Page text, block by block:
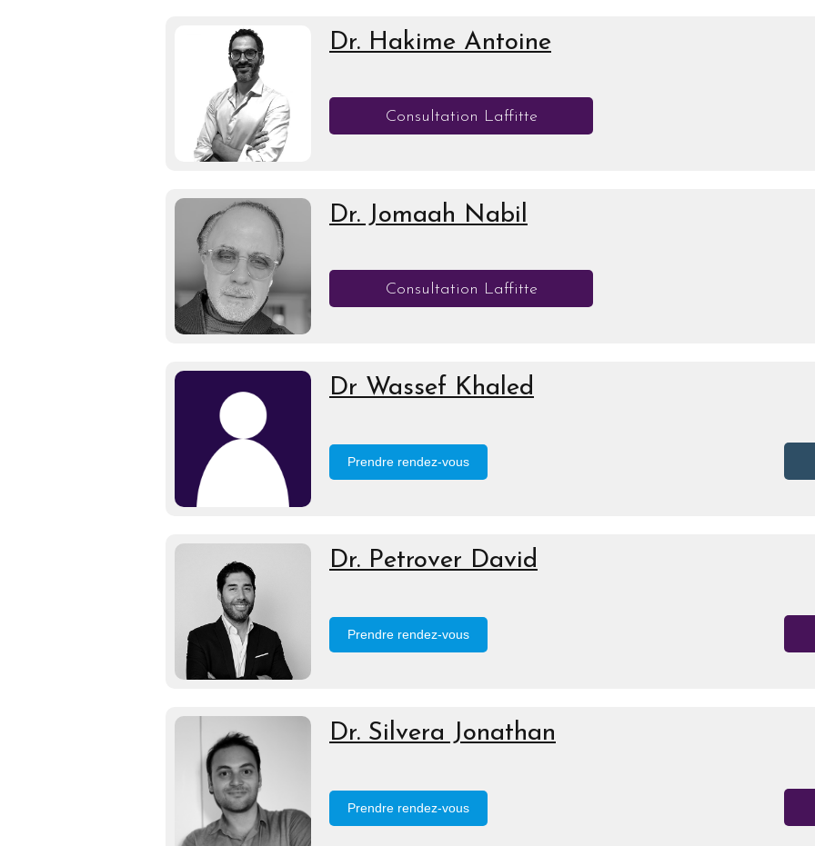
Dr. Hakime Antoine
Consultation Laffitte
Dr. Jomaah Nabil
Consultation Laffitte
Dr Wassef Khaled
Prendre rendez-vous
Dr. Petrover David
Prendre rendez-vous
Dr. Silvera Jonathan
Prendre rendez-vous